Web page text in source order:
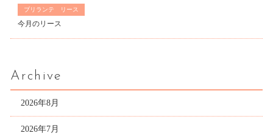
ブリランテ リース
今月のリース
Archive
2026年8月
2026年7月